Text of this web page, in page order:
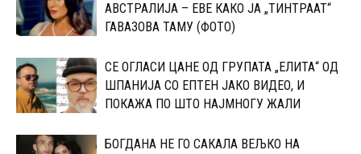
АВСТРАЛИЈА – ЕВЕ КАКО ЈА „ТИНТРААТ“
ГАВАЗОВА ТАМУ (ФОТО)
CЕ ОГЛАСИ ЦАНЕ ОД ГРУПАТА „ЕЛИТА“ ОД
ШПАНИЈА CО ЕПТЕН ЈАКО ВИДЕО, И
ПОКАЖА ПО ШТО НАЈМНОГУ ЖАЛИ
БОГДАНА НЕ ГО САКАЛА ВЕЉКО НА